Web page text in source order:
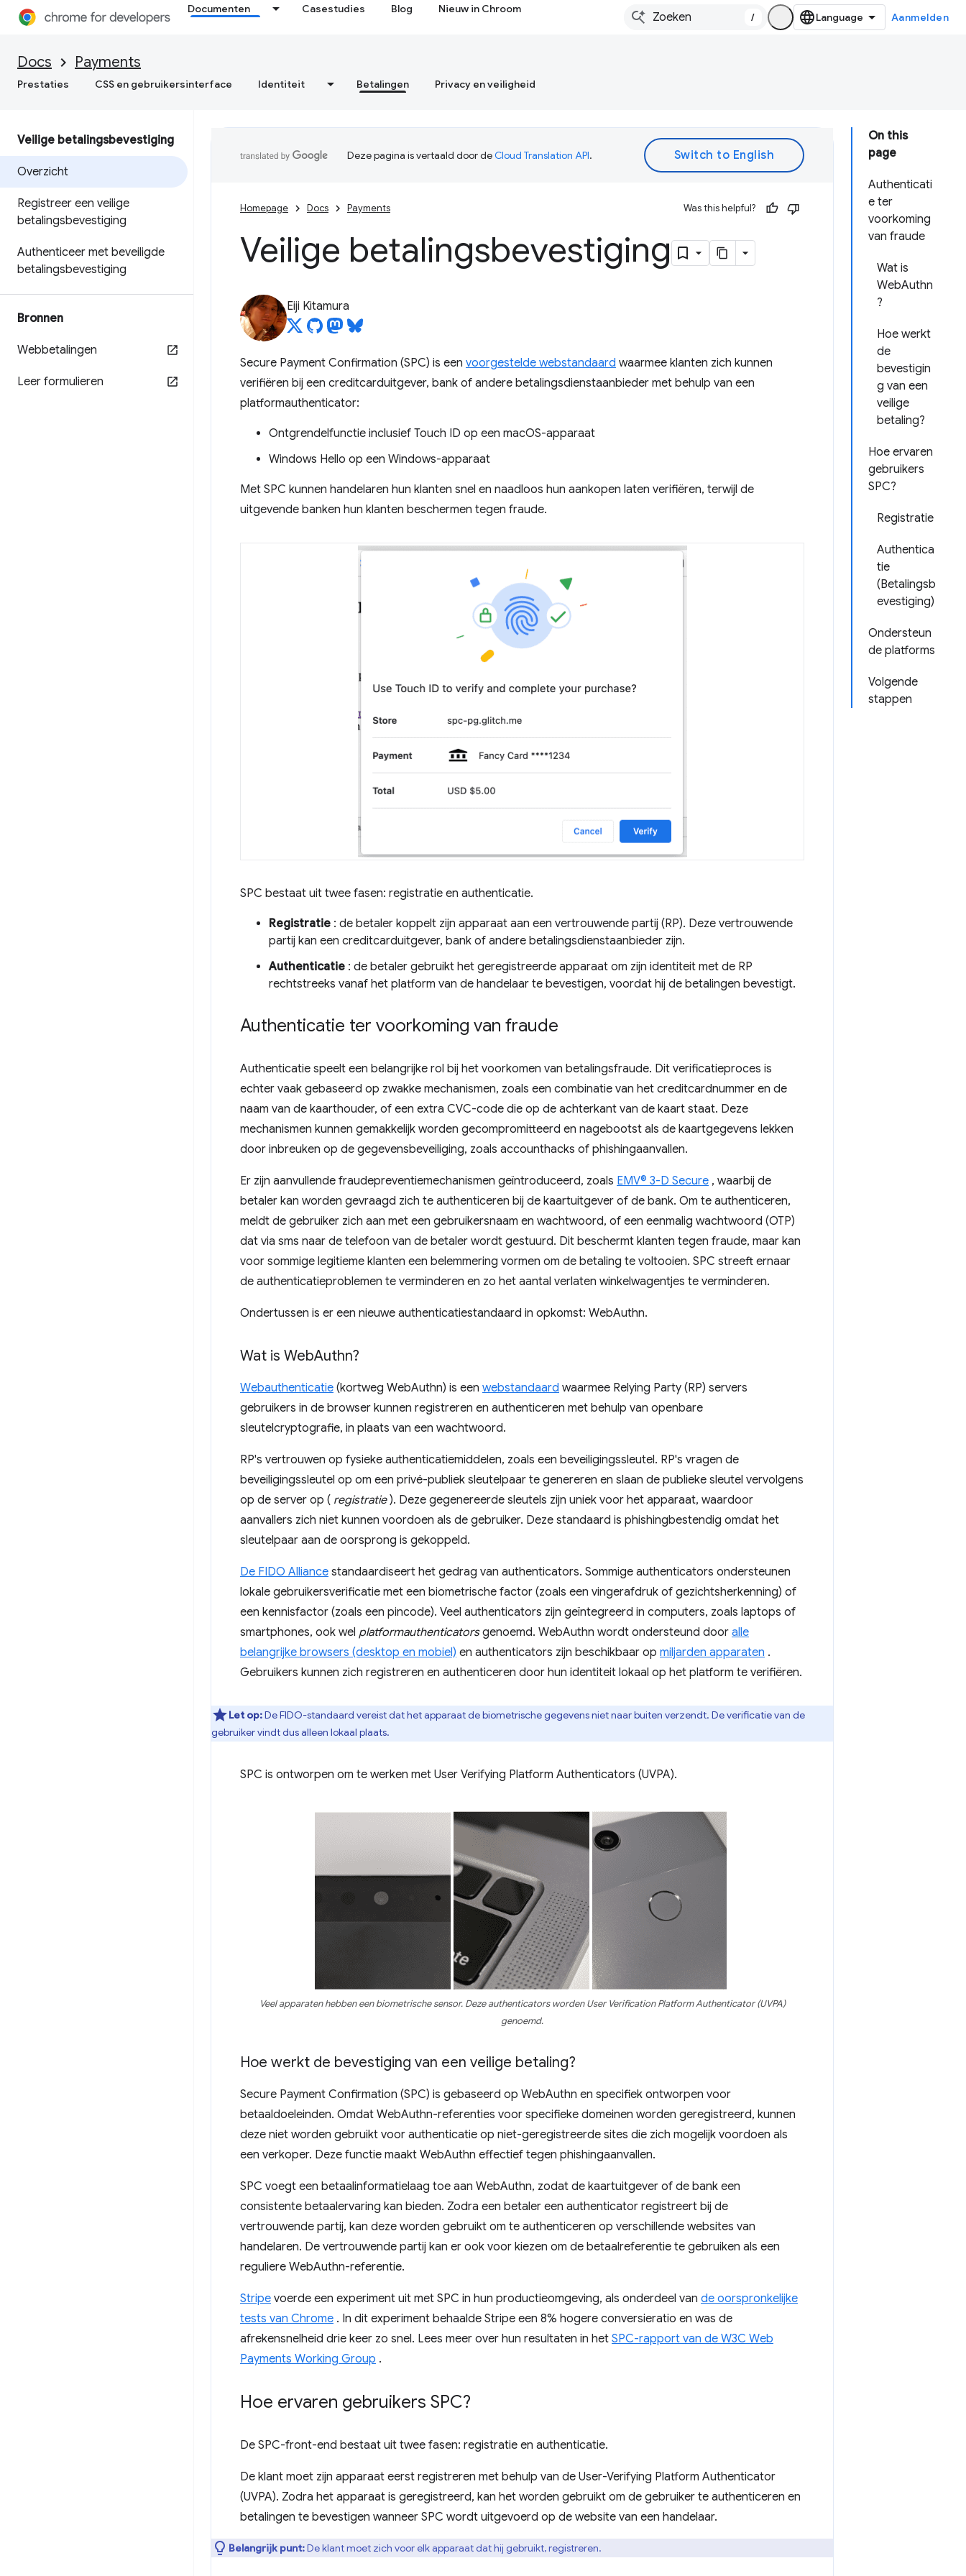
Documenten Casestudies Blog Nieuw in Chroom
/ Aanmelden
Docs Payments
Prestaties CSS en gebruikersinterface Identiteit Betalingen Privacy en veiligheid
Veilige betalingsbevestiging
Overzicht
Registreer een veilige
betalingsbevestiging
Authenticeer met beveiligde
betalingsbevestiging
Bronnen
Webbetalingen
Leer formulieren
On this
page
Authenticati
e ter
voorkoming
van fraude
Wat is
WebAuthn
?
Hoe werkt
de
bevestigin
g van een
veilige
betaling?
Hoe ervaren
gebruikers
SPC?
Registratie
Authentica
tie
(Betalingsb
evestiging)
Ondersteun
de platforms
Volgende
stappen
Deze pagina is vertaald door deCloud Translation API.
Homepage Docs Payments Was this helpful?
Veilige betalingsbevestiging
Eiji Kitamura
Secure Payment Confirmation (SPC) is een voorgestelde webstandaard waarmee klanten zich kunnen
verifiëren bij een creditcarduitgever, bank of andere betalingsdienstaanbieder met behulp van een
platformauthenticator:
Ontgrendelfunctie inclusief Touch ID op een macOS-apparaat
Windows Hello op een Windows-apparaat
Met SPC kunnen handelaren hun klanten snel en naadloos hun aankopen laten verifiëren, terwijl de
uitgevende banken hun klanten beschermen tegen fraude.
SPC bestaat uit twee fasen: registratie en authenticatie.
Registratie : de betaler koppelt zijn apparaat aan een vertrouwende partij (RP). Deze vertrouwende
partij kan een creditcarduitgever, bank of andere betalingsdienstaanbieder zijn.
Authenticatie : de betaler gebruikt het geregistreerde apparaat om zijn identiteit met de RP
rechtstreeks vanaf het platform van de handelaar te bevestigen, voordat hij de betalingen bevestigt.
Authenticatie ter voorkoming van fraude
Authenticatie speelt een belangrijke rol bij het voorkomen van betalingsfraude. Dit verificatieproces is
echter vaak gebaseerd op zwakke mechanismen, zoals een combinatie van het creditcardnummer en de
naam van de kaarthouder, of een extra CVC-code die op de achterkant van de kaart staat. Deze
mechanismen kunnen gemakkelijk worden gecompromitteerd en nagebootst als de kaartgegevens lekken
door inbreuken op de gegevensbeveiliging, zoals accounthacks of phishingaanvallen.
Er zijn aanvullende fraudepreventiemechanismen geïntroduceerd, zoals EMV® 3-D Secure , waarbij de
betaler kan worden gevraagd zich te authenticeren bij de kaartuitgever of de bank. Om te authenticeren,
meldt de gebruiker zich aan met een gebruikersnaam en wachtwoord, of een eenmalig wachtwoord (OTP)
dat via sms naar de telefoon van de betaler wordt gestuurd. Dit beschermt klanten tegen fraude, maar kan
voor sommige legitieme klanten een belemmering vormen om de betaling te voltooien. SPC streeft ernaar
de authenticatieproblemen te verminderen en zo het aantal verlaten winkelwagentjes te verminderen.
Ondertussen is er een nieuwe authenticatiestandaard in opkomst: WebAuthn.
Wat is WebAuthn?
Webauthenticatie (kortweg WebAuthn) is een webstandaard waarmee Relying Party (RP) servers
gebruikers in de browser kunnen registreren en authenticeren met behulp van openbare
sleutelcryptografie, in plaats van een wachtwoord.
RP's vertrouwen op fysieke authenticatiemiddelen, zoals een beveiligingssleutel. RP's vragen de
beveiligingssleutel op om een ​​privé-publiek sleutelpaar te genereren en slaan de publieke sleutel vervolgens
op de server op ( registratie). Deze gegenereerde sleutels zijn uniek voor het apparaat, waardoor
aanvallers zich niet kunnen voordoen als de gebruiker. Deze standaard is phishingbestendig omdat het
sleutelpaar aan de oorsprong is gekoppeld.
De FIDO Alliance standaardiseert het gedrag van authenticators. Sommige authenticators ondersteunen
lokale gebruikersverificatie met een biometrische factor (zoals een vingerafdruk of gezichtsherkenning) of
een kennisfactor (zoals een pincode). Veel authenticators zijn geïntegreerd in computers, zoals laptops of
smartphones, ook wel platformauthenticatorsgenoemd. WebAuthn wordt ondersteund door alle
belangrijke browsers (desktop en mobiel) en authenticators zijn beschikbaar op miljarden apparaten .
Gebruikers kunnen zich registreren en authenticeren door hun identiteit lokaal op het platform te verifiëren.
Let op:De FIDO-standaard vereist dat het apparaat de biometrische gegevens niet naar buiten verzendt. De verificatie van de
gebruiker vindt dus alleen lokaal plaats.
SPC is ontworpen om te werken met User Verifying Platform Authenticators (UVPA).
Veel apparaten hebben een biometrische sensor. Deze authenticators worden User Verification Platform Authenticator (UVPA)
genoemd.
Hoe werkt de bevestiging van een veilige betaling?
Secure Payment Confirmation (SPC) is gebaseerd op WebAuthn en specifiek ontworpen voor
betaaldoeleinden. Omdat WebAuthn-referenties voor specifieke domeinen worden geregistreerd, kunnen
deze niet worden gebruikt voor authenticatie op niet-geregistreerde sites die zich mogelijk voordoen als
een verkoper. Deze functie maakt WebAuthn effectief tegen phishingaanvallen.
SPC voegt een betaalinformatielaag toe aan WebAuthn, zodat de kaartuitgever of de bank een
consistente betaalervaring kan bieden. Zodra een betaler een authenticator registreert bij de
vertrouwende partij, kan deze worden gebruikt om te authenticeren op verschillende websites van
handelaren. De vertrouwende partij kan er ook voor kiezen om de betaalreferentie te gebruiken als een
reguliere WebAuthn-referentie.
Stripe voerde een experiment uit met SPC in hun productieomgeving, als onderdeel van de oorspronkelijke
tests van Chrome . In dit experiment behaalde Stripe een 8% hogere conversieratio en was de
afrekensnelheid drie keer zo snel. Lees meer over hun resultaten in het SPC-rapport van de W3C Web
Payments Working Group .
Hoe ervaren gebruikers SPC?
De SPC-front-end bestaat uit twee fasen: registratie en authenticatie.
De klant moet zijn apparaat eerst registreren met behulp van de User-Verifying Platform Authenticator
(UVPA). Zodra het apparaat is geregistreerd, kan het worden gebruikt om de gebruiker te authenticeren en
betalingen te bevestigen wanneer SPC wordt uitgevoerd op de website van een handelaar.
Belangrijk punt:De klant moet zich voor elk apparaat dat hij gebruikt, registreren.